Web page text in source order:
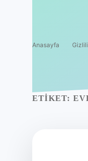
Anasayfa
ETIKET: